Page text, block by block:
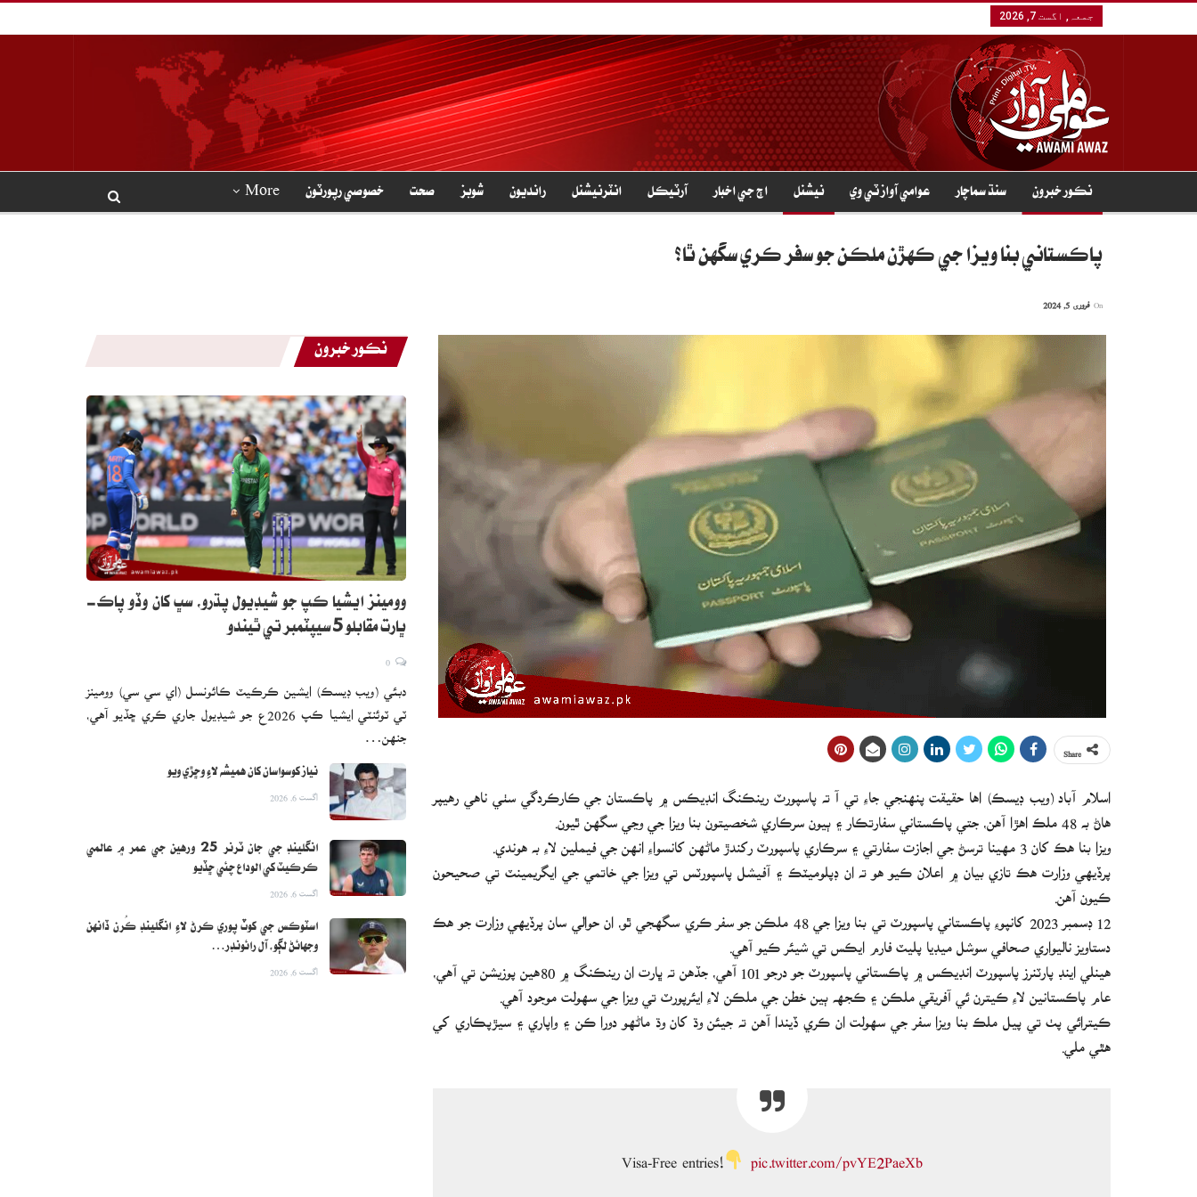
جمعہ, اگست 7, 2026
نڪور خبرون سنڌ سماچار عوامي آواز ٽي وي نيشنل اڄ جي اخبار آرٽيڪل انٽرنيشنل رانديون شوبز صحت خصوصي رپورٽون More
پاڪستاني بنا ويزا جي ڪهڙن ملڪن جو سفر ڪري سگهن ٿا؟
فروری 5, 2024
اسلام آباد (ويب ڊيسڪ) اها حقيقت پنهنجي جاءِ تي آ ته پاسپورٽ رينڪنگ انڊيڪس ۾ پاڪستان جي ڪارڪردگي سٺي ناهي رهيپر
هاڻ به 48 ملڪ اهڙا آهن، جتي پاڪستاني سفارتڪار ۽ ٻيون سرڪاري شخصيتون بنا ويزا جي وڃي سگهن ٿيون.
ويزا بنا هڪ کان 3 مهينا ترسڻ جي اجازت سفارتي ۽ سرڪاري پاسپورٽ رکندڙ ماڻهن کانسواءِ انهن جي فيملين لاءِ به هوندي.
پرڏيهي وزارت هڪ تازي بيان ۾ اعلان ڪيو هو ته ان ڊپلوميٽڪ ۽ آفيشل پاسپورٽس تي ويزا جي خاتمي جي ايگريمينٽ تي صحيحون
ڪيون آهن.
12 ڊسمبر 2023 کانپوءِ پاڪستاني پاسپورٽ تي بنا ويزا جي 48 ملڪن جو سفر ڪري سگهجي ٿو، ان حوالي سان پرڏيهي وزارت جو هڪ
دستاويز ناليواري صحافي سوشل ميڊيا پليٽ فارم ايڪس تي شيئر ڪيو آهي.
هينلي اينڊ پارٽنرز پاسپورٽ انڊيڪس ۾ پاڪستاني پاسپورٽ جو درجو 101 آهي، جڏهن ته ڀارت ان رينڪنگ ۾ 80هين پوزيشن تي آهي،
عام پاڪستانين لاءِ ڪيترن ئي آفريقي ملڪن ۽ ڪجهه ٻين خطن جي ملڪن لاءِ ايئرپورٽ تي ويزا جي سهولت موجود آهي.
ڪيترائي پٺ تي پيل ملڪ بنا ويزا سفر جي سهولت ان ڪري ڏيندا آهن ته جيئن وڌ کان وڌ ماڻهو دورا ڪن ۽ واپاري ۽ سيڙپڪاري کي
هٿي ملي.
نڪور خبرون
وومينز ايشيا ڪپ جو شيڊيول پڌرو، سڀ کان وڏو پاڪ-
ڀارت مقابلو 5 سيپٽمبر تي ٿيندو
دبئي (ويب ڊيسڪ) ايشين ڪرڪيٽ ڪائونسل (اي سي سي) وومينز
ٽي ٽوئنٽي ايشيا ڪپ 2026ع جو شيڊيول جاري ڪري ڇڏيو آهي،
نياز کوسواسان کان هميشه لاءِ وڇڙي ويو
اگست 6, 2026
انگلينڊ جي جان ٽرنر 25 ورهين جي عمر ۾ عالمي
ڪرڪيٽ کي الوداع چئي ڇڏيو
اگست 6, 2026
اسٽوڪس جي کوٽ پوري ڪرڻ لاءِ انگلينڊ ڪُرن ڏانهن
وجهائڻ لڳو، آل رائونڊر…
اگست 6, 2026